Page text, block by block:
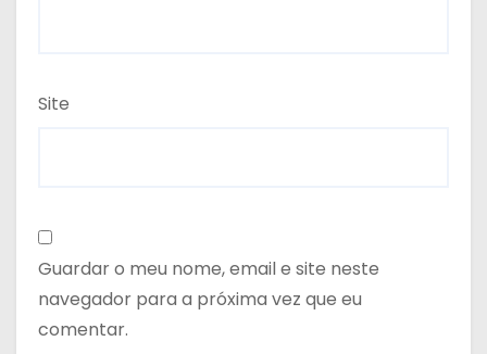
Site
Guardar o meu nome, email e site neste
navegador para a próxima vez que eu
comentar.